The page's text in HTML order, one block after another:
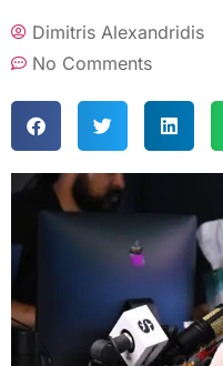
Dimitris Alexandridis
No Comments